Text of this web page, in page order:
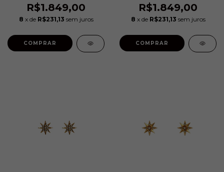
R$1.849,00
8 x de R$231,13 sem juros
COMPRAR
Albertazzi
R$1.849,00
8 x de R$231,13 sem juros
COMPRAR